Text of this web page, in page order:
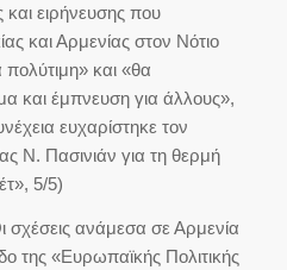
και ειρήνευσης που
και Αρμενίας στον Νότιο
πολύτιμη» και «θα
και έμπνευση για άλλους»,
ευχαρίστηκε τον
Ν. Πασινιάν για τη θερμή
5/5)
σχέσεις ανάμεσα σε Αρμενία
της «Ευρωπαϊκής Πολιτικής